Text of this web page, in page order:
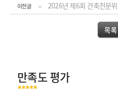
이전글 2026년 제6회 건축전문
목록
만족도 평가